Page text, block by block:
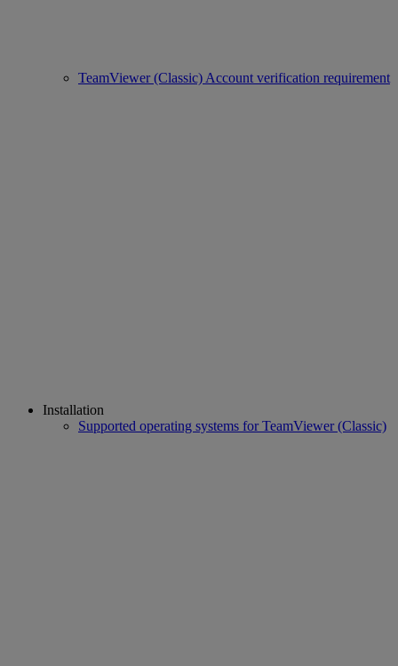
TeamViewer (Classic) Account verification requirement
Installation
Supported operating systems for TeamViewer (Classic)